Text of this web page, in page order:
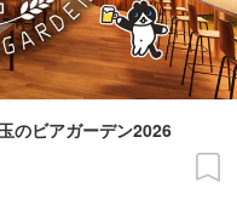
のビアガーデン2026